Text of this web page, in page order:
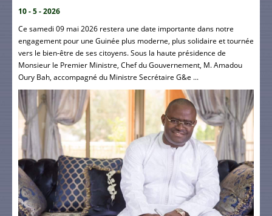
10 - 5 - 2026
Ce samedi 09 mai 2026 restera une date importante dans notre
engagement pour une Guinée plus moderne, plus solidaire et tournée
vers le bien-être de ses citoyens. Sous la haute présidence de
Monsieur le Premier Ministre, Chef du Gouvernement, M. Amadou
Oury Bah, accompagné du Ministre Secrétaire G&e ...